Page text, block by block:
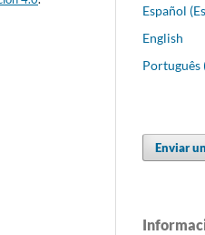
Español
English
Português
Enviar